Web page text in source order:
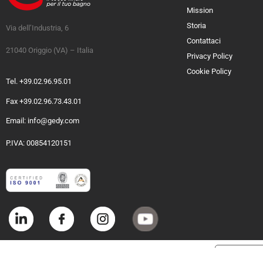
Via dell’Industria, 6
21040 Origgio (VA) – Italia
Tel. +39.02.96.95.01
Fax +39.02.96.73.43.01
Email: info@gedy.com
P.IVA: 00854120151
Mission
Storia
Contattaci
Privacy Policy
Cookie Policy